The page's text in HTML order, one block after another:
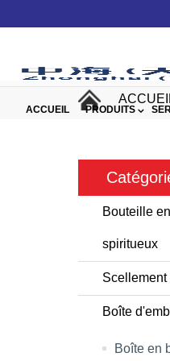
ACCUEIL PRODUITS
Bouteille
spiritueux
Scellement
Boîte
Boîte en